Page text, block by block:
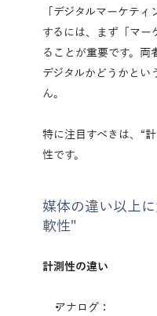
「デジタルマーケテ
するには、まず「マー
ることが重要です。両
デジタルかどうかとい
ん。
特に注目すべきは、“
性です。
媒体の違い以上
軟性"
計測性の違い
アナログ：